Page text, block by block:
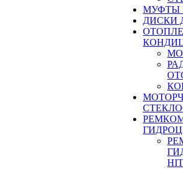
МУФТЫ
ДИСКИ